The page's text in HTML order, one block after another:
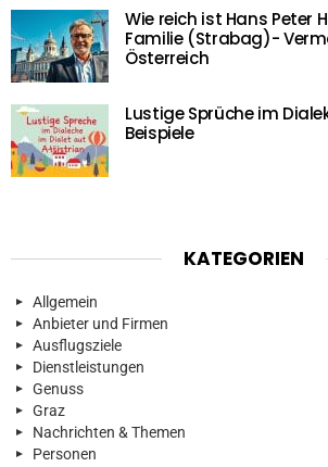
Wie reich ist Hans Peter
Familie (Strabag)-
Österreich
Lustige Sprüche im
Beispiele
KATEGORIEN
Allgemein
Anbieter und Firmen
Ausflugsziele
Dienstleistungen
Genuss
Graz
Nachrichten & Themen
Personen